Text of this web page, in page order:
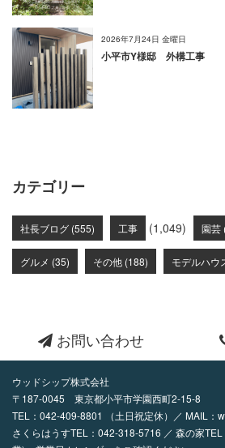
2026年7月24日 金曜日
小平市Y様邸 外構工事
カテゴリー
社長ブログ (555) 工事 (1,049) 園芸
グルメ (35) その他 (188) モデルハウ
お問い合わせ
ウッドシップ株式会社
〒187-0045 東京都小平市学園西町2-15-8
TEL： 042-409-8801 （土日祝定休）／ MAIL：
さくらはうすTEL：042-318-5716 ／ 森の家